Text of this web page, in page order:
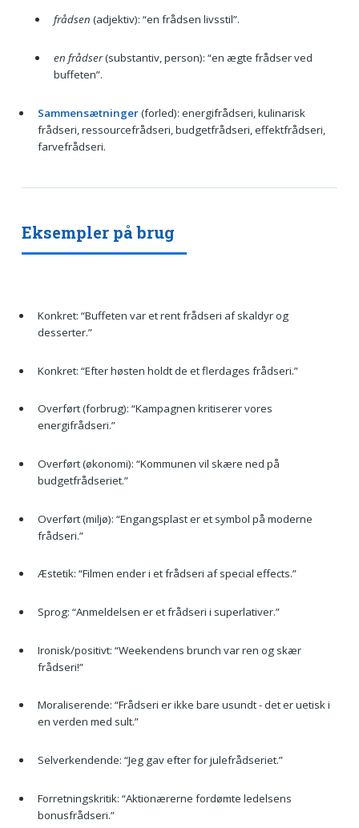
frådsen (adjektiv): “en frådsen livsstil”.
en frådser(substantiv, person): “en ægte frådser ved
buffeten”.
Sammensætninger(forled): energifrådseri, kulinarisk
frådseri, ressourcefrådseri, budgetfrådseri, effektfrådseri,
farvefrådseri.
Eksempler på brug
Konkret: “Buffeten var et rent frådseri af skaldyr og
desserter.”
Konkret: “Efter høsten holdt de et fler­dages frådseri.”
Overført (forbrug): “Kampagnen kritiserer vores
energifrådseri.”
Overført (økonomi): “Kommunen vil skære ned på
budgetfrådseriet.”
Overført (miljø): “Engangsplast er et symbol på moderne
frådseri.”
Æstetik: “Filmen ender i et frådseri af special effects.”
Sprog: “Anmeldelsen er et frådseri i superlativer.”
Ironisk/positivt: “Weekendens brunch var ren og skær
frådseri!”
Moraliserende: “Frådseri er ikke bare usundt - det er uetisk i
en verden med sult.”
Selverkendende: “Jeg gav efter for julefrådseriet.”
Forretningskritik: “Aktionærerne fordømte ledelsens
bonusfrådseri.”